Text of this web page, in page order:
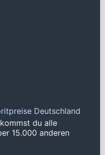
Deutschland
du alle
15.000 anderen